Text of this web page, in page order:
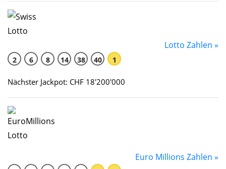
Lotto Zahlen »
2 6 8 14 38 40 1
Nächster Jackpot: CHF 18'200'000
Euro Millions Zahlen »